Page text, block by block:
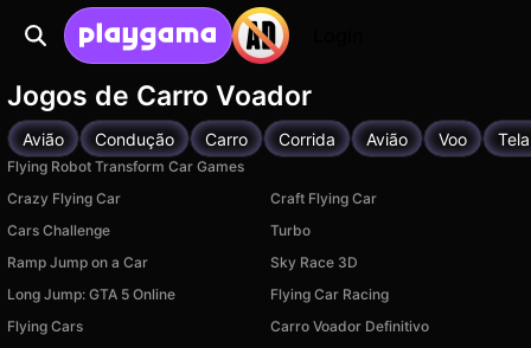
Jogos de Carro Voador
Avião Condução Carro Corrida Avião Voo
Flying Robot Transform Car Games
Crazy Flying Car
Craft Flying Car
Cars Challenge
Turbo
Ramp Jump on a Car
Sky Race 3D
Long Jump: GTA 5 Online
Flying Car Racing
Flying Cars
Carro Voador Definitivo